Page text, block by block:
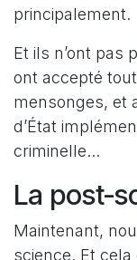
principalement.
Et ils n’ont pas
ont accepté
mensonges, et
d’État
criminelle...
La post-
Maintenant,
science. Et